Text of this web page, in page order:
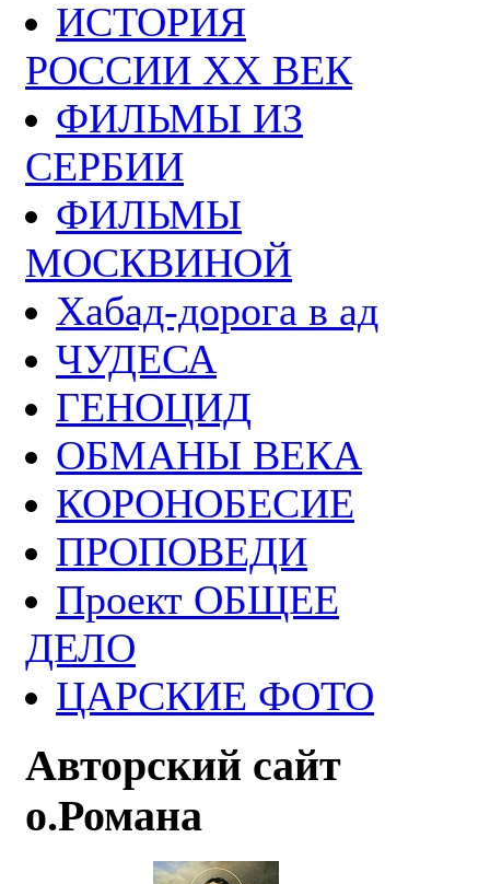
ИСТОРИЯ
РОССИИ ХХ ВЕК
ФИЛЬМЫ ИЗ
СЕРБИИ
ФИЛЬМЫ
МОСКВИНОЙ
Хабад-дорога в ад
ЧУДЕСА
ГЕНОЦИД
ОБМАНЫ ВЕКА
КОРОНОБЕСИЕ
ПРОПОВЕДИ
Проект ОБЩЕЕ
ДЕЛО
ЦАРСКИЕ ФОТО
Авторский сайт
о.Романа